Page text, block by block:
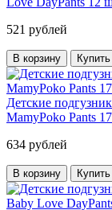
521 рублей
В корзину
Детские
MamyPoko Pants
634 рублей
В корзину